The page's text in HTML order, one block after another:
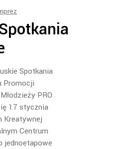
Spotkania
Promocji
PRO
17 stycznia
Kreatywnej
Centrum
jednoetapowe